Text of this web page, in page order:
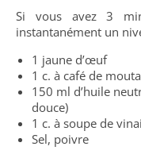
Si vous avez 3
instantanément un
1 jaune d’œuf
1 c. à café de
150 ml d’huile
douce)
1 c. à soupe de
Sel, poivre